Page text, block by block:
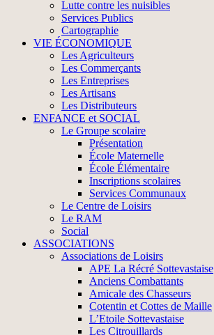
Lutte contre les nuisibles
Services Publics
Cartographie
VIE ÉCONOMIQUE
Les Agriculteurs
Les Commerçants
Les Entreprises
Les Artisans
Les Distributeurs
ENFANCE et SOCIAL
Le Groupe scolaire
Présentation
École Maternelle
École Élémentaire
Inscriptions scolaires
Services Communaux
Le Centre de Loisirs
Le RAM
Social
ASSOCIATIONS
Associations de Loisirs
APE La Récré Sottevastaise
Anciens Combattants
Amicale des Chasseurs
Cotentin et Cottes de Maille
L’Etoile Sottevastaise
Les Citrouillards